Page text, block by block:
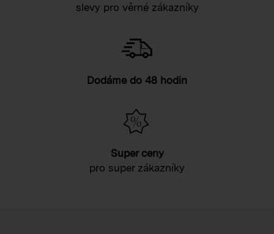
slevy pro věrné zákazníky
Dodáme do 48 hodin
Super ceny
pro super zákazníky